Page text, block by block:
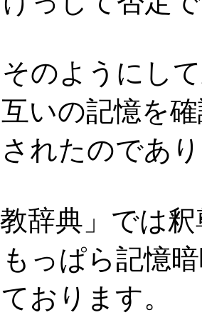
のようにし
いの記憶を
れたのであ
教辞典」では
っぱら記憶
おります。